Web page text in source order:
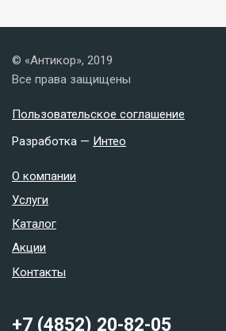
© «Антикор», 2019
Все права защищены
Пользовательское соглашение
Разработка — Интео
О компании
Услуги
Каталог
Акции
Контакты
+7 (4852) 20-82-05